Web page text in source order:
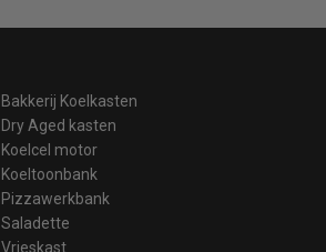
Bakkerij Koelkasten
Dry Aged kasten
Koelcel motor
Koeltoonbank
Pizzawerkbank
Saladette
Vrieskast